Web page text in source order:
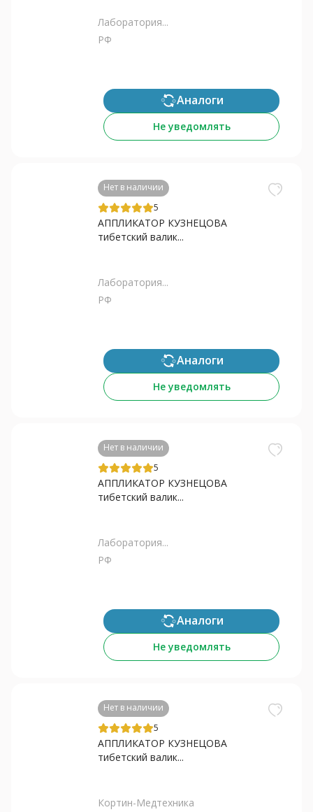
Лаборатория...
РФ
Аналоги
Не уведомлять
Нет в наличии
5
АППЛИКАТОР КУЗНЕЦОВА
тибетский валик...
Лаборатория...
РФ
Аналоги
Не уведомлять
Нет в наличии
5
АППЛИКАТОР КУЗНЕЦОВА
тибетский валик...
Лаборатория...
РФ
Аналоги
Не уведомлять
Нет в наличии
5
АППЛИКАТОР КУЗНЕЦОВА
тибетский валик...
Кортин-Медтехника